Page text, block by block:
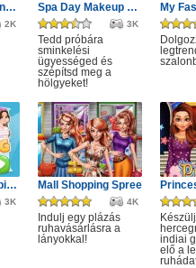
Glow Halloween nails polish
2K
Spa Day Makeup Artist
3K
Tedd próbára
sminkelési
ügyességed és
szépítsd meg a
hölgyeket!
Girls Photoshopping Dressup
3K
Mall Shopping Spree
4K
Indulj egy plázás
ruhavásárlásra a
lányokkal!
indiai
elő a